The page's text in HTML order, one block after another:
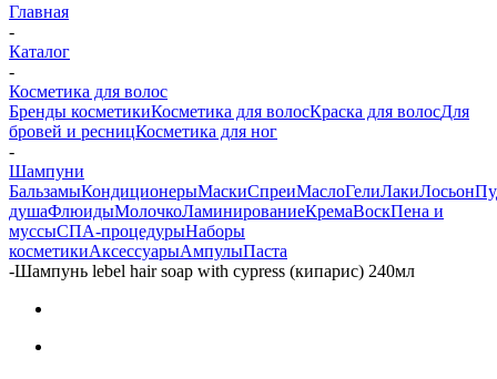
Главная
-
Каталог
-
Косметика для волос
Бренды косметикиКосметика для волосКраска для волосДля
бровей и ресницКосметика для ног
-
Шампуни
БальзамыКондиционерыМаскиСпреиМаслоГелиЛакиЛосьон
душаФлюидыМолочкоЛаминированиеКремаВоскПена и
муссыСПА-процедурыНаборы
косметикиАксессуарыАмпулыПаста
-Шампунь lebel hair soap with cypress (кипарис) 240мл